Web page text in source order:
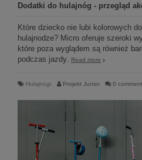
Dodatki do hulajnóg - przegląd
Które dziecko nie lubi kolorowych
hulajnodze? Micro oferuje szeroki
które poza wyglądem są również
podczas jazdy.
Read more
Hulajnogi Projekt Junior 0